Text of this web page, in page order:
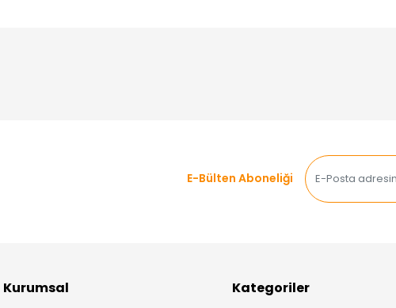
E-Bülten Aboneliği
Kurumsal Kategoriler